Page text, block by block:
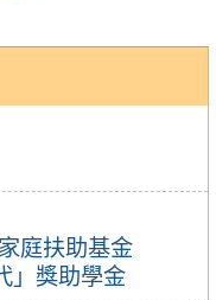
庭扶助基金
」獎助學金